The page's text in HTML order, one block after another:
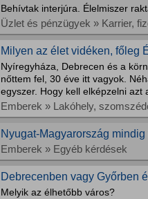
Behívtak interjúra. Élelmiszer
Üzlet és pénzügyek » Karrier,
Milyen az élet vidéken, főleg
Nyíregyháza, Debrecen és a
nőttem fel, 30 éve itt vagyok.
egyszer. Hogy kell elképzelni azt
Emberek » Lakóhely,
Nyugat-Magyarország
Emberek » Egyéb kérdések
Debrecenben vagy Győrben
Melyik az élhetőbb város?